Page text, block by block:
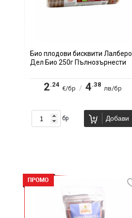
Био плодови бисквити Лалберо
Дел Био 250г Пълнозърнести
2.24
€/бр / 4.38
лв/бр
бр Добави